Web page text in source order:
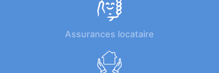
Assurances locataire